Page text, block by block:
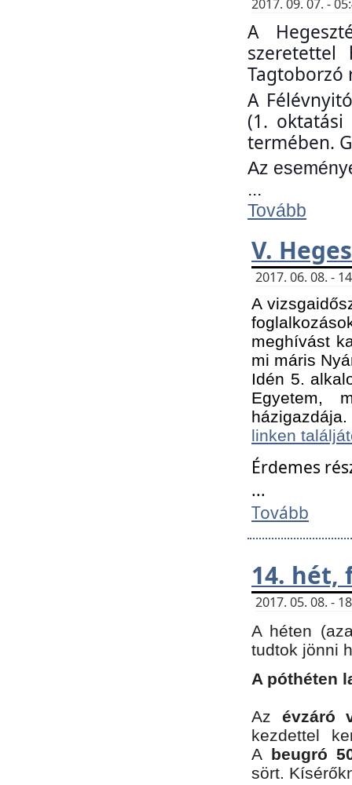
2017. 09. 07. -
A
Tagtoborzó
A
(1. oktatási
termében.
Az
...
Tovább
V.
2017. 06. 08. -
A
meghívást
mi máris
Idén 5.
Egyetem,
linken
Érdemes
...
Tovább
14. hét,
2017. 05. 08. -
A héten
tudtok jönni
A póthéten
Az évzáró
kezdettel
A beugró
sört.